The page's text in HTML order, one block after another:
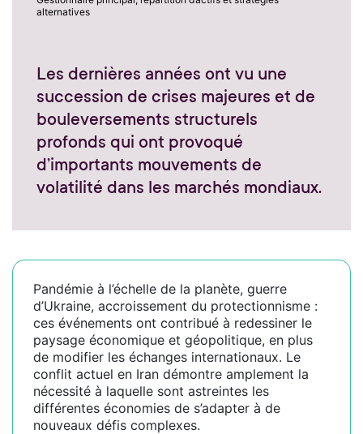
alternatives
Les dernières années ont vu une
succession de crises majeures et de
bouleversements structurels
profonds qui ont provoqué
d’importants mouvements de
volatilité dans les marchés mondiaux.
Pandémie à l’échelle de la planète, guerre
d’Ukraine, accroissement du protectionnisme :
ces événements ont contribué à redessiner le
paysage économique et géopolitique, en plus
de modifier les échanges internationaux. Le
conflit actuel en Iran démontre amplement la
nécessité à laquelle sont astreintes les
différentes économies de s’adapter à de
nouveaux défis complexes.